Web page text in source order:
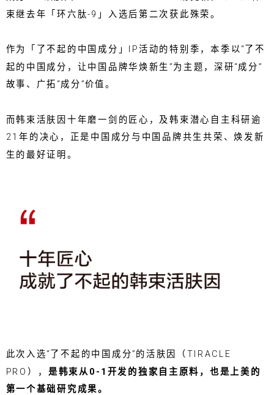
束继去年「环六肽-9」入选后第二次获此殊荣。
作为「了不起的中国成分」IP活动的特别季，本季以“了不
起的中国成分，让中国品牌华焕新生”为主题，深研“成分”
故事、广拓“成分”价值。
而韩束活肤因十年磨一剑的匠心，及韩束潜心自主科研逾
21年的决心，正是中国成分与中国品牌共生共荣、焕发新
生的最好证明。
此次入选“了不起的中国成分”的活肤因（TIRACLE
PRO）， 是韩束从0-1开发的独家自主原料，也是上美的
第一个基础研究成果。